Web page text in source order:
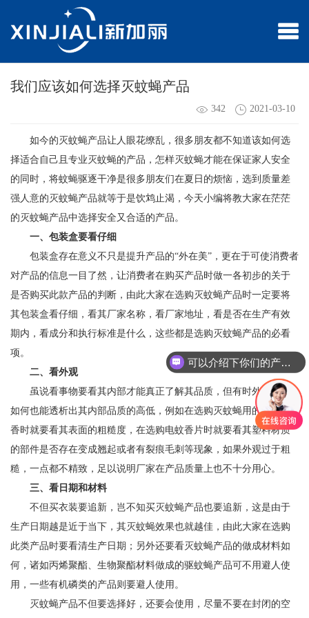
我们应该如何选择灭蚊蝇产品
342 2021-03-10
如今的灭蚊蝇产品让人眼花缭乱，很多朋友都不知道该如何选
择适合自己且专业灭蚊蝇的产品，怎样灭蚊蝇才能在保证家人安全
的同时，将蚊蝇驱逐干净是很多朋友们在夏日的烦恼，选到质量差
强人意的灭蚊蝇产品就等于是饮鸩止渴，今天小编将教大家在茫茫
的灭蚊蝇产品中选择安全又合适的产品。
一、包装盒要看仔细
包装盒存在意义不只是提升产品的“外在美”，更在于可使消费者
对产品的信息一目了然，让消费者在购买产品时做一各初步的关于
是否购买此款产品的判断，由此大家在选购灭蚊蝇产品时一定要将
其包装盒看仔细，看其厂家名称，看厂家地址，看是否在生产有效
期内，看成分和执行标准是什么，这些都是选购灭蚊蝇产品的必看
项。
二、看外观
虽说看事物要看其内部才能真正了解其品质，但有时外观性能
如何也能透析出其内部品质的高低，例如在选购灭蚊蝇用的盘式蚊
香时就要看其表面的粗糙度，在选购电蚊香片时就要看其塑料材质
的部件是否存在变成翘起或者有裂痕毛刺等现象，如果外观过于粗
糙，一点都不精致，足以说明厂家在产品质量上也不十分用心。
三、看日期和材料
不但买衣装要追新，岂不知买灭蚊蝇产品也要追新，这是由于
生产日期越是近于当下，其灭蚊蝇效果也就越佳，由此大家在选购
此类产品时要看清生产日期；另外还要看灭蚊蝇产品的做成材料如
何，诸如丙烯聚酯、生物聚酯材料做成的驱蚊蝇产品可不用避人使
用，一些有机磷类的产品则要避人使用。
灭蚊蝇产品不但要选择好，还要会使用，尽量不要在封闭的空
可以介绍下你们的产品么